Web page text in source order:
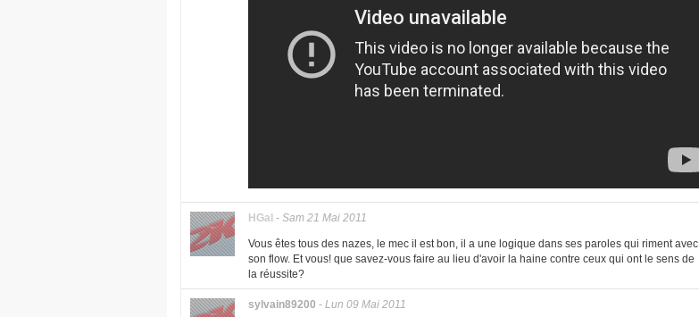
HGal - Sam 21 Mai 2011
Vous êtes tous des nazes, le mec il est bon, il a une logique dans ses paroles qui riment avec
son flow. Et vous! que savez-vous faire au lieu d'avoir la haine contre ceux qui ont le sens de
la réussite?
sylvain89200 - Lun 09 Mai 2011